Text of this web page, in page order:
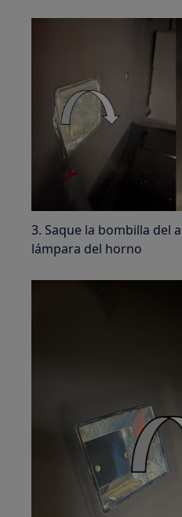
3. Saque la bombilla del
lámpara del horno